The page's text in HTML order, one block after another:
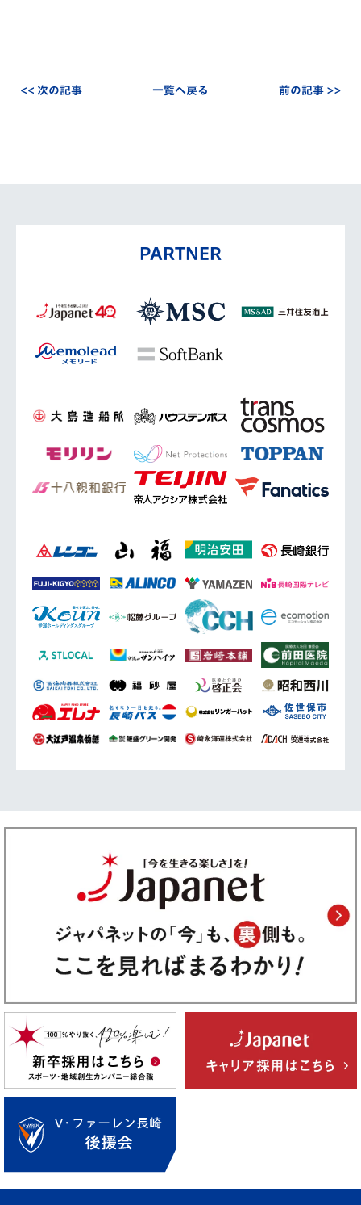
<< 次の記事 一覧へ戻る 前の記事 >>
PARTNER